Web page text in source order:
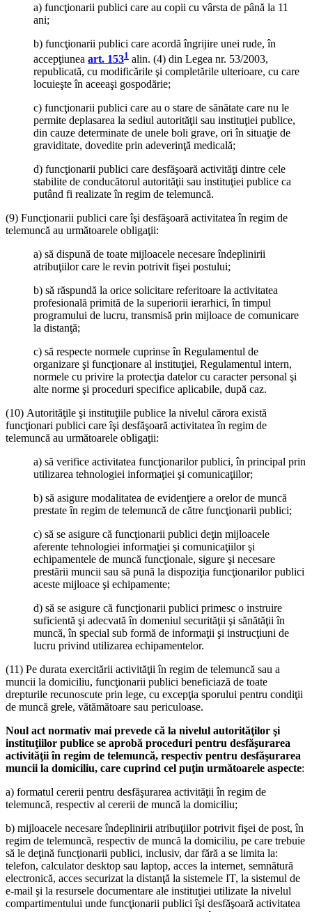
a) funcţionarii publici care au copii cu vârsta de până la 11
ani;
b) funcţionarii publici care acordă îngrijire unei rude, în
accepţiunea art. 1531 alin. (4) din Legea nr. 53/2003,
republicată, cu modificările şi completările ulterioare, cu care
locuieşte în aceeaşi gospodărie;
c) funcţionarii publici care au o stare de sănătate care nu le
permite deplasarea la sediul autorităţii sau instituţiei publice,
din cauze determinate de unele boli grave, ori în situaţie de
graviditate, dovedite prin adeverinţă medicală;
d) funcţionarii publici care desfăşoară activităţi dintre cele
stabilite de conducătorul autorităţii sau instituţiei publice ca
putând fi realizate în regim de telemuncă.
(9) Funcţionarii publici care îşi desfăşoară activitatea în regim de
telemuncă au următoarele obligaţii:
a) să dispună de toate mijloacele necesare îndeplinirii
atribuţiilor care le revin potrivit fişei postului;
b) să răspundă la orice solicitare referitoare la activitatea
profesională primită de la superiorii ierarhici, în timpul
programului de lucru, transmisă prin mijloace de comunicare
la distanţă;
c) să respecte normele cuprinse în Regulamentul de
organizare şi funcţionare al instituţiei, Regulamentul intern,
normele cu privire la protecţia datelor cu caracter personal şi
alte norme şi proceduri specifice aplicabile, după caz.
(10) Autorităţile şi instituţiile publice la nivelul cărora există
funcţionari publici care îşi desfăşoară activitatea în regim de
telemuncă au următoarele obligaţii:
a) să verifice activitatea funcţionarilor publici, în principal prin
utilizarea tehnologiei informaţiei şi comunicaţiilor;
b) să asigure modalitatea de evidenţiere a orelor de muncă
prestate în regim de telemuncă de către funcţionarii publici;
c) să se asigure că funcţionarii publici deţin mijloacele
aferente tehnologiei informaţiei şi comunicaţiilor şi
echipamentele de muncă funcţionale, sigure şi necesare
prestării muncii sau să pună la dispoziţia funcţionarilor publici
aceste mijloace şi echipamente;
d) să se asigure că funcţionarii publici primesc o instruire
suficientă şi adecvată în domeniul securităţii şi sănătăţii în
muncă, în special sub formă de informaţii şi instrucţiuni de
lucru privind utilizarea echipamentelor.
(11) Pe durata exercitării activităţii în regim de telemuncă sau a
muncii la domiciliu, funcţionarii publici beneficiază de toate
drepturile recunoscute prin lege, cu excepţia sporului pentru condiţii
de muncă grele, vătămătoare sau periculoase.
Noul act normativ mai prevede că la nivelul autorităţilor şi
instituţiilor publice se aprobă proceduri pentru desfăşurarea
activităţii în regim de telemuncă, respectiv pentru desfăşurarea
muncii la domiciliu, care cuprind cel puţin următoarele aspecte:
a) formatul cererii pentru desfăşurarea activităţii în regim de
telemuncă, respectiv al cererii de muncă la domiciliu;
b) mijloacele necesare îndeplinirii atribuţiilor potrivit fişei de post, în
regim de telemuncă, respectiv de muncă la domiciliu, pe care trebuie
să le deţină funcţionarii publici, inclusiv, dar fără a se limita la:
telefon, calculator desktop sau laptop, acces la internet, semnătură
electronică, acces securizat la distanţă la sistemele IT, la sistemul de
e-mail şi la resursele documentare ale instituţiei utilizate la nivelul
compartimentului unde funcţionarii publici îşi desfăşoară activitatea